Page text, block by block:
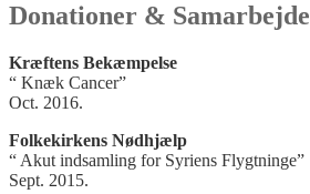
Donationer & Samarbejde
Kræftens Bekæmpelse
“ Knæk Cancer”
Oct. 2016.
Folkekirkens Nødhjælp
“ Akut indsamling for Syriens Flygtninge”
Sept. 2015.